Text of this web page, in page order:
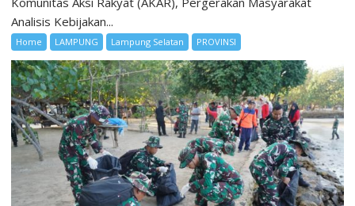
Analisis Kebijakan...
Home LAMPUNG Lampung Selatan PROVINSI